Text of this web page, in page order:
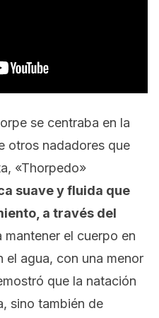
se centraba en la
otros nadadores que
«Thorpedo»
suave y fluida que
a través del
el cuerpo en
el agua, con una menor
que la natación
sino también de